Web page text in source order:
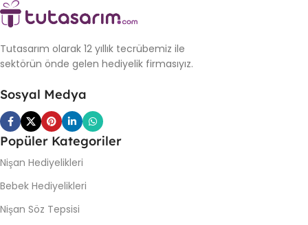
Tutasarım olarak 12 yıllık tecrübemiz ile
sektörün önde gelen hediyelik firmasıyız.
Sosyal Medya
Popüler Kategoriler
Nişan Hediyelikleri
Bebek Hediyelikleri
Nişan Söz Tepsisi